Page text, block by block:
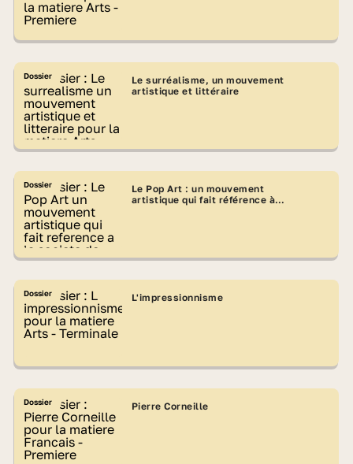
Dossier
Le surréalisme, un mouvement
artistique et littéraire
Dossier
Le Pop Art : un mouvement
artistique qui fait référence à la
Dossier L'impressionnisme
Dossier Pierre Corneille